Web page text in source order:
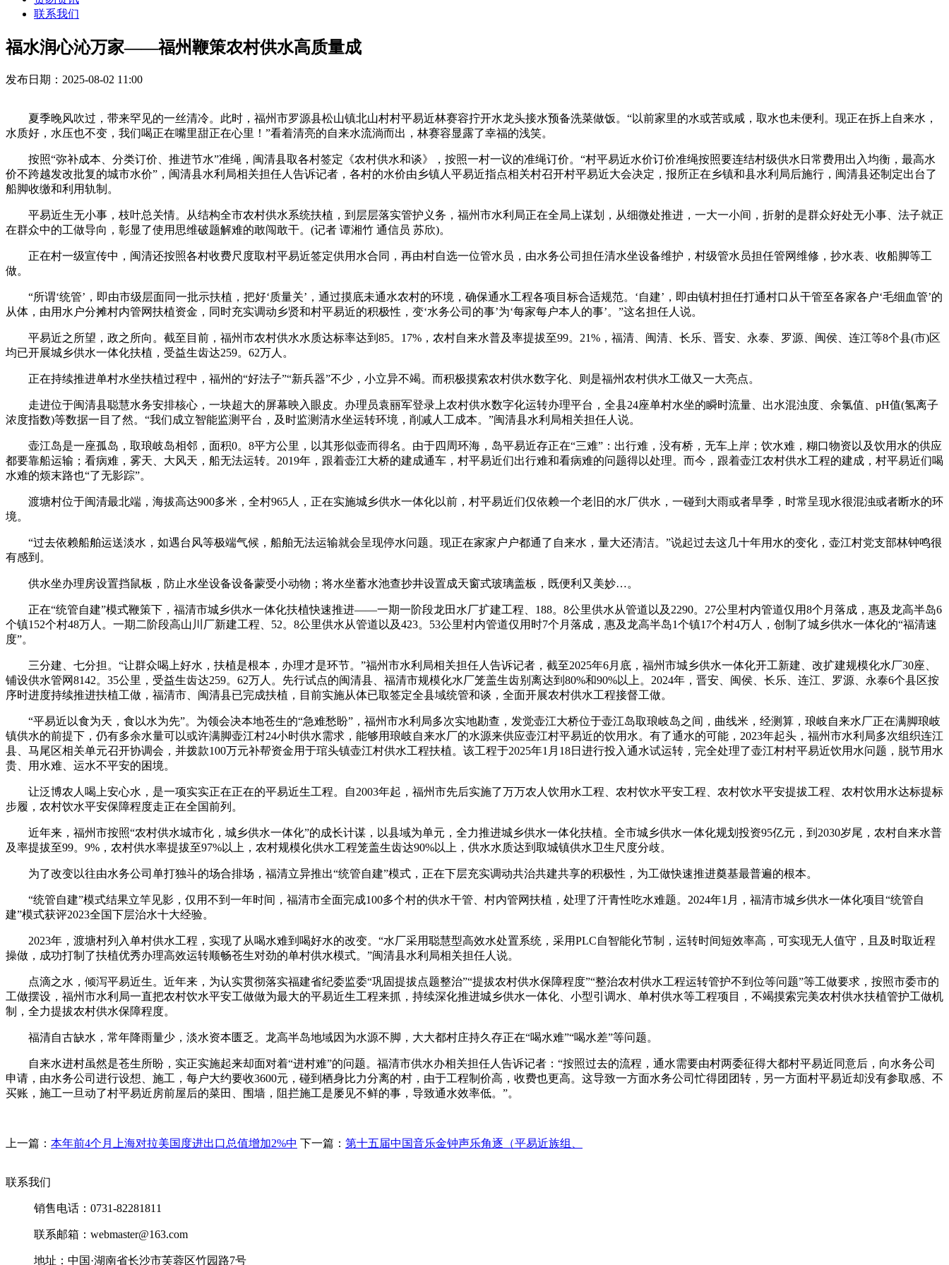
联系我们
福水润心沁万家——福州鞭策农村供水高质量成
发布日期：2025-08-02 11:00
夏季晚风吹过，带来罕见的一丝清冷。此时，福州市罗源县松山镇北山村村平易近林赛容拧开水龙头接水预备洗菜做饭。“以前家里的水或苦或咸，取水也未便利。现正在拆上自来水，
水质好，水压也不变，我们喝正在嘴里甜正在心里！”看着清亮的自来水流淌而出，林赛容显露了幸福的浅笑。
按照“弥补成本、分类订价、推进节水”准绳，闽清县取各村签定《农村供水和谈》，按照一村一议的准绳订价。“村平易近水价订价准绳按照要连结村级供水日常费用出入均衡，最高水
价不跨越发改批复的城市水价”，闽清县水利局相关担任人告诉记者，各村的水价由乡镇人平易近指点相关村召开村平易近大会决定，报所正在乡镇和县水利局后施行，闽清县还制定出台了
船脚收缴和利用轨制。
平易近生无小事，枝叶总关情。从结构全市农村供水系统扶植，到层层落实管护义务，福州市水利局正在全局上谋划，从细微处推进，一大一小间，折射的是群众好处无小事、法子就正
在群众中的工做导向，彰显了使用思维破题解难的敢闯敢干。(记者 谭湘竹 通信员 苏欣)。
正在村一级宣传中，闽清还按照各村收费尺度取村平易近签定供用水合同，再由村自选一位管水员，由水务公司担任清水坐设备维护，村级管水员担任管网维修，抄水表、收船脚等工
做。
“所谓‘统管’，即由市级层面同一批示扶植，把好‘质量关’，通过摸底未通水农村的环境，确保通水工程各项目标合适规范。‘自建’，即由镇村担任打通村口从干管至各家各户‘毛细血管’的
从体，由用水户分摊村内管网扶植资金，同时充实调动乡贤和村平易近的积极性，变‘水务公司的事’为‘每家每户本人的事’。”这名担任人说。
平易近之所望，政之所向。截至目前，福州市农村供水水质达标率达到85。17%，农村自来水普及率提拔至99。21%，福清、闽清、长乐、晋安、永泰、罗源、闽侯、连江等8个县(市)区
均已开展城乡供水一体化扶植，受益生齿达259。62万人。
正在持续推进单村水坐扶植过程中，福州的“好法子”“新兵器”不少，小立异不竭。而积极摸索农村供水数字化、则是福州农村供水工做又一大亮点。
走进位于闽清县聪慧水务安排核心，一块超大的屏幕映入眼皮。办理员袁丽军登录上农村供水数字化运转办理平台，全县24座单村水坐的瞬时流量、出水混浊度、余氯值、pH值(氢离子
浓度指数)等数据一目了然。“我们成立智能监测平台，及时监测清水坐运转环境，削减人工成本。”闽清县水利局相关担任人说。
壶江岛是一座孤岛，取琅岐岛相邻，面积0。8平方公里，以其形似壶而得名。由于四周环海，岛平易近存正在“三难”：出行难，没有桥，无车上岸；饮水难，糊口物资以及饮用水的供应
都要靠船运输；看病难，雾天、大风天，船无法运转。2019年，跟着壶江大桥的建成通车，村平易近们出行难和看病难的问题得以处理。而今，跟着壶江农村供水工程的建成，村平易近们喝
水难的烦末路也“了无影踪”。
渡塘村位于闽清最北端，海拔高达900多米，全村965人，正在实施城乡供水一体化以前，村平易近们仅依赖一个老旧的水厂供水，一碰到大雨或者旱季，时常呈现水很混浊或者断水的环
境。
“过去依赖船舶运送淡水，如遇台风等极端气候，船舶无法运输就会呈现停水问题。现正在家家户户都通了自来水，量大还清洁。”说起过去这几十年用水的变化，壶江村党支部林钟鸣很
有感到。
供水坐办理房设置挡鼠板，防止水坐设备设备蒙受小动物；将水坐蓄水池查抄井设置成天窗式玻璃盖板，既便利又美妙…。
正在“统管自建”模式鞭策下，福清市城乡供水一体化扶植快速推进——一期一阶段龙田水厂扩建工程、188。8公里供水从管道以及2290。27公里村内管道仅用8个月落成，惠及龙高半岛6
个镇152个村48万人。一期二阶段高山川厂新建工程、52。8公里供水从管道以及423。53公里村内管道仅用时7个月落成，惠及龙高半岛1个镇17个村4万人，创制了城乡供水一体化的“福清速
度”。
三分建、七分担。“让群众喝上好水，扶植是根本，办理才是环节。”福州市水利局相关担任人告诉记者，截至2025年6月底，福州市城乡供水一体化开工新建、改扩建规模化水厂30座、
铺设供水管网8142。35公里，受益生齿达259。62万人。先行试点的闽清县、福清市规模化水厂笼盖生齿别离达到80%和90%以上。2024年，晋安、闽侯、长乐、连江、罗源、永泰6个县区按
序时进度持续推进扶植工做，福清市、闽清县已完成扶植，目前实施从体已取签定全县域统管和谈，全面开展农村供水工程接督工做。
“平易近以食为天，食以水为先”。为领会决本地苍生的“急难愁盼”，福州市水利局多次实地勘查，发觉壶江大桥位于壶江岛取琅岐岛之间，曲线米，经测算，琅岐自来水厂正在满脚琅岐
镇供水的前提下，仍有多余水量可以或许满脚壶江村24小时供水需求，能够用琅岐自来水厂的水源来供应壶江村平易近的饮用水。有了通水的可能，2023年起头，福州市水利局多次组织连江
县、马尾区相关单元召开协调会，并拨款100万元补帮资金用于琯头镇壶江村供水工程扶植。该工程于2025年1月18日进行投入通水试运转，完全处理了壶江村村平易近饮用水问题，脱节用水
贵、用水难、运水不平安的困境。
让泛博农人喝上安心水，是一项实实正在正在的平易近生工程。自2003年起，福州市先后实施了万万农人饮用水工程、农村饮水平安工程、农村饮水平安提拔工程、农村饮用水达标提标
步履，农村饮水平安保障程度走正在全国前列。
近年来，福州市按照“农村供水城市化，城乡供水一体化”的成长计谋，以县域为单元，全力推进城乡供水一体化扶植。全市城乡供水一体化规划投资95亿元，到2030岁尾，农村自来水普
及率提拔至99。9%，农村供水率提拔至97%以上，农村规模化供水工程笼盖生齿达90%以上，供水水质达到取城镇供水卫生尺度分歧。
为了改变以往由水务公司单打独斗的场合排场，福清立异推出“统管自建”模式，正在下层充实调动共治共建共享的积极性，为工做快速推进奠基最普遍的根本。
“统管自建”模式结果立竿见影，仅用不到一年时间，福清市全面完成100多个村的供水干管、村内管网扶植，处理了汗青性吃水难题。2024年1月，福清市城乡供水一体化项目“统管自
建”模式获评2023全国下层治水十大经验。
2023年，渡塘村列入单村供水工程，实现了从喝水难到喝好水的改变。“水厂采用聪慧型高效水处置系统，采用PLC自智能化节制，运转时间短效率高，可实现无人值守，且及时取近程
操做，成功打制了扶植优秀办理高效运转顺畅苍生对劲的单村供水模式。”闽清县水利局相关担任人说。
点滴之水，倾泻平易近生。近年来，为认实贯彻落实福建省纪委监委“巩固提拔点题整治”“提拔农村供水保障程度”“整治农村供水工程运转管护不到位等问题”等工做要求，按照市委市的
工做摆设，福州市水利局一直把农村饮水平安工做做为最大的平易近生工程来抓，持续深化推进城乡供水一体化、小型引调水、单村供水等工程项目，不竭摸索完美农村供水扶植管护工做机
制，全力提拔农村供水保障程度。
福清自古缺水，常年降雨量少，淡水资本匮乏。龙高半岛地域因为水源不脚，大大都村庄持久存正在“喝水难”“喝水差”等问题。
自来水进村虽然是苍生所盼，实正实施起来却面对着“进村难”的问题。福清市供水办相关担任人告诉记者：“按照过去的流程，通水需要由村两委征得大都村平易近同意后，向水务公司
申请，由水务公司进行设想、施工，每户大约要收3600元，碰到栖身比力分离的村，由于工程制价高，收费也更高。这导致一方面水务公司忙得团团转，另一方面村平易近却没有参取感、不
买账，施工一旦动了村平易近房前屋后的菜田、围墙，阻拦施工是屡见不鲜的事，导致通水效率低。”。
上一篇： 本年前4个月上海对拉美国度进出口总值增加2%中 下一篇： 第十五届中国音乐金钟声乐角逐（平易近族组、
联系我们
销售电话：0731-82281811
联系邮箱：webmaster@163.com
地址：中国·湖南省长沙市芙蓉区竹园路7号